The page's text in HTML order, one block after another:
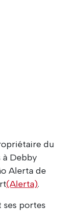
du
à Debby
Alerta de
(Alerta).
ses portes